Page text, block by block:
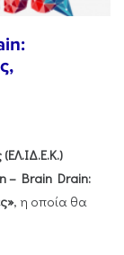
– Brain Drain:
, η οποία θα